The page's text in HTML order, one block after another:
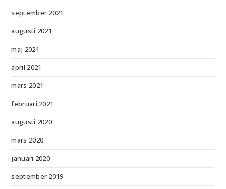
september 2021
augusti 2021
maj 2021
april 2021
mars 2021
februari 2021
augusti 2020
mars 2020
januari 2020
september 2019